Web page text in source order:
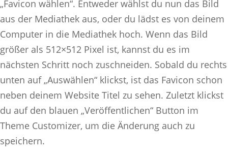
„Favicon wählen“. Entweder wählst du nun das Bild
aus der Mediathek aus, oder du lädst es von deinem
Computer in die Mediathek hoch. Wenn das Bild
größer als 512×512 Pixel ist, kannst du es im
nächsten Schritt noch zuschneiden. Sobald du rechts
unten auf „Auswählen“ klickst, ist das Favicon schon
neben deinem Website Titel zu sehen. Zuletzt klickst
du auf den blauen „Veröffentlichen“ Button im
Theme Customizer, um die Änderung auch zu
speichern.